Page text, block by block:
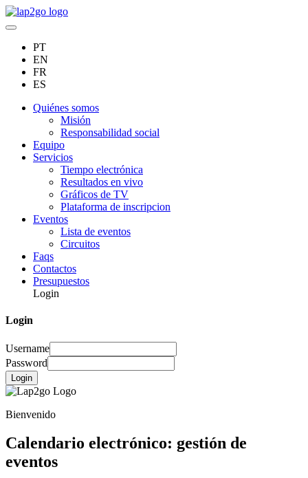
PT
EN
FR
ES
Quiénes somos
Misión
Responsabilidad social
Equipo
Servicios
Tiempo electrónica
Resultados en vivo
Gráficos de TV
Plataforma de inscripcion
Eventos
Lista de eventos
Circuitos
Faqs
Contactos
Presupuestos
Login
Login
Username
Password
Login
Bienvenido
Calendario electrónico: gestión de
eventos